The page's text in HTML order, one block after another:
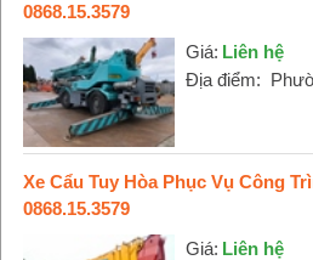
0868.15.3579
Giá: Liên hệ
Địa điểm:
Xe Cẩu Tuy Hòa Phục Vụ Công
0868.15.3579
Giá: Liên hệ